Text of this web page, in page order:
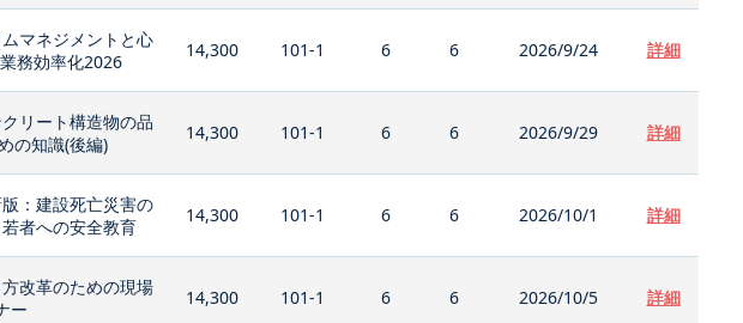
マネジメントと心
務効率化2026
14,300 101-1 6 6 2026/9/24 詳細
リート構造物の品
の知識(後編)
14,300 101-1 6 6 2026/9/29 詳細
：建設死亡災害の
者への安全教育
14,300 101-1 6 6 2026/10/1 詳細
改革のための現場
ー
14,300 101-1 6 6 2026/10/5 詳細